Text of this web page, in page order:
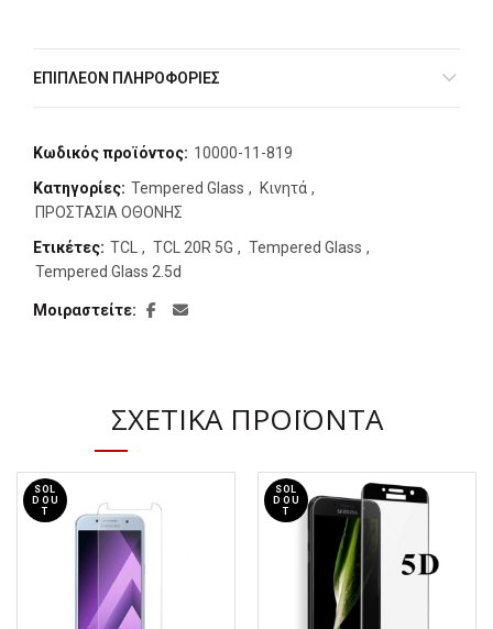
ΕΠΙΠΛΈΟΝ ΠΛΗΡΟΦΟΡΊΕΣ
Κωδικός προϊόντος: 10000-11-819
Κατηγορίες: Tempered Glass , Κινητά ,
ΠΡΟΣΤΑΣΙΑ ΟΘΟΝΗΣ
Ετικέτες: TCL , TCL 20R 5G , Tempered Glass ,
Tempered Glass 2.5d
Μοιραστείτε
ΣΧΕΤΙΚΆ ΠΡΟΪΌΝΤΑ
SOL
D OU
T
SOL
D OU
T